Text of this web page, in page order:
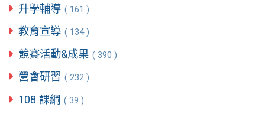
升學輔導 ( 161 )
教育宣導 ( 134 )
競賽活動&成果 ( 390 )
營會研習 ( 232 )
108 課綱 ( 39 )